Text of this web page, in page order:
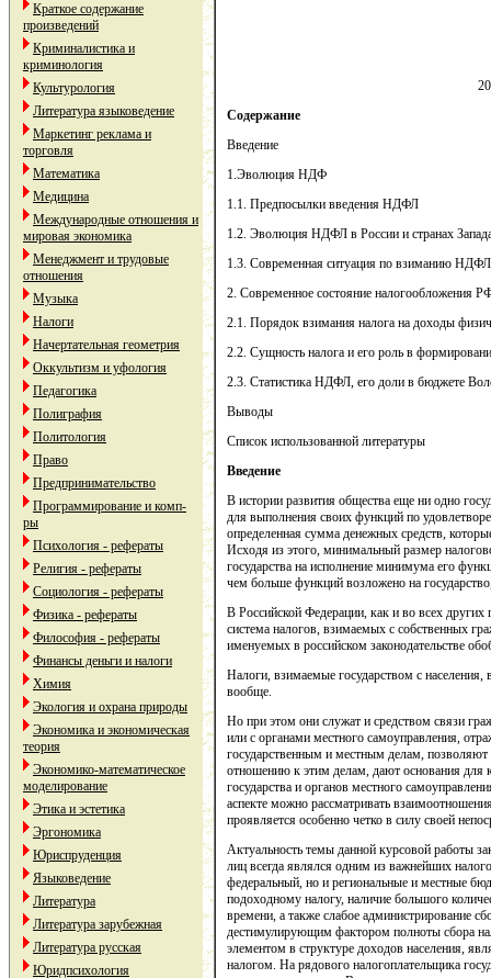
Краткое содержание
произведений
Криминалистика и
криминология
Культурология
Литература языковедение
Маркетинг реклама и
торговля
Математика
Медицина
Международные отношения и
мировая экономика
Менеджмент и трудовые
отношения
Музыка
Налоги
Начертательная геометрия
Оккультизм и уфология
Педагогика
Полиграфия
Политология
Право
Предпринимательство
Программирование и комп-
ры
Психология - рефераты
Религия - рефераты
Социология - рефераты
Физика - рефераты
Философия - рефераты
Финансы деньги и налоги
Химия
Экология и охрана природы
Экономика и экономическая
теория
Экономико-математическое
моделирование
Этика и эстетика
Эргономика
Юриспруденция
Языковедение
Литература
Литература зарубежная
Литература русская
Юридпсихология
Содержание
Введение
1.Эволюция НДФ
1.1. Предпосылки введения НДФЛ
1.2. Эволюция НДФЛ в России и странах
1.3. Современная ситуация по взиманию НДФЛ
2. Современное состояние налогообложения
2.1. Порядок взимания налога на доходы
2.2. Сущность налога и его роль в
2.3. Статистика НДФЛ, его доли в бюджете
Выводы
Список использованной литературы
Введение
В истории развития общества еще ни одно
для выполнения своих функций по
определенная сумма денежных средств,
Исходя из этого, минимальный размер
государства на исполнение минимума его
чем больше функций возложено на
В Российской Федерации, как и во всех других
система налогов, взимаемых с собственных
именуемых в российском законодательстве
Налоги, взимаемые государством с
вообще.
Но при этом они служат и средством связи
или с органами местного самоуправления,
государственным и местным делам,
отношению к этим делам, дают основания для
государства и органов местного
аспекте можно рассматривать
проявляется особенно четко в силу своей
Актуальность темы данной курсовой работы
лиц всегда являлся одним из важнейших
федеральный, но и региональные и местные
подоходному налогу, наличие большого
времени, а также слабое администрирование
дестимулирующим фактором полноты сбора
элементом в структуре доходов населения,
налогом. На рядового налогоплательщика